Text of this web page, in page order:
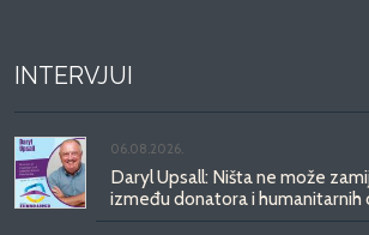
INTERVJUI
06.08.2026.
Daryl Upsall: Ništa ne može
između donatora i humanitarnih